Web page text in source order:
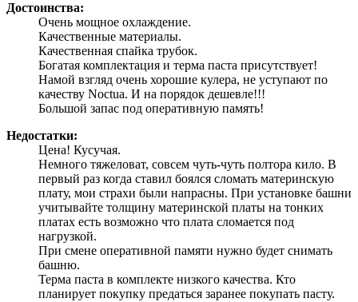
Достоинства:
Очень мощное охлаждение.
Качественные материалы.
Качественная спайка трубок.
Богатая комплектация и терма паста присутствует!
Намой взгляд очень хорошие кулера, не уступают по
качеству Noctua. И на порядок дешевле!!!
Большой запас под оперативную память!
Недостатки:
Цена! Кусучая.
Немного тяжеловат, совсем чуть-чуть полтора кило. В
первый раз когда ставил боялся сломать материнскую
плату, мои страхи были напрасны. При установке башни
учитывайте толщину материнской платы на тонких
платах есть возможно что плата сломается под
нагрузкой.
При смене оперативной памяти нужно будет снимать
башню.
Терма паста в комплекте низкого качества. Кто
планирует покупку предаться заранее покупать пасту.